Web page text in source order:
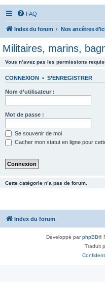
FAQ
Index du forum Nos ancêtres
Militaires, marins,
Vous n’avez pas les permissions
CONNEXION • S’ENREGISTRER
Nom d’utilisateur :
Mot de passe :
Se souvenir de moi
Cacher mon statut en ligne pour
Cette catégorie n’a pas de forum.
Index du forum
Développé parphpBB®
Traduit